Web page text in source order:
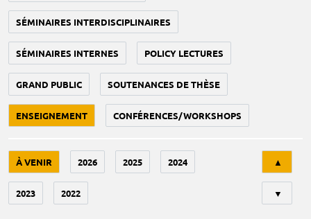
SÉMINAIRES INTERDISCIPLINAIRES
SÉMINAIRES INTERNES POLICY LECTURES
GRAND PUBLIC SOUTENANCES DE THÈSE
ENSEIGNEMENT CONFÉRENCES/WORKSHOPS
À VENIR 2026 2025 2024
2023 2022
▲
▼